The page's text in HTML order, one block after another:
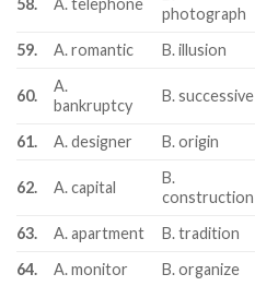
58. A. telephone
photograph
59. A. romantic B. illusion
60.
A.
bankruptcy
B. successive
61. A. designer B. origin
62. A. capital
B.
construction
63. A. apartment B. tradition
64.
A. monitor B. organize